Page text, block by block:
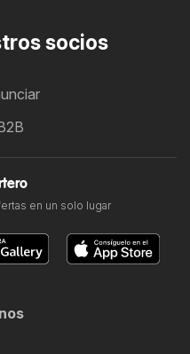
socios
en un solo lugar